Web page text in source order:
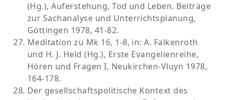
(Hg.), Auferstehung, Tod und Leben. Beiträge
zur Sachanalyse und Unterrichtsplanung,
Göttingen 1978, 41-82.
Meditation zu Mk 16, 1-8, in: A. Falkenroth
und H. J. Held (Hg.), Erste Evangelienreihe,
Hören und Fragen I, Neukirchen-Vluyn 1978,
164-178.
Der gesellschaftspolitische Kontext des